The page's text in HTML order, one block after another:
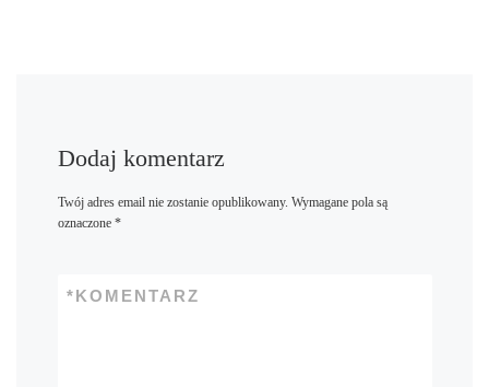
Dodaj komentarz
Twój adres email nie zostanie opublikowany. Wymagane pola są
oznaczone *
KOMENTARZ
*